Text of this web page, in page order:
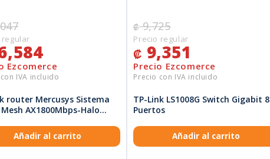
router Mercusys Sistema
AX1800Mbps-Halo
Añadir al carrito
₡9,725
₡ 9,351
TP-Link LS1008G Switch Gigabit 8
Puertos
Añadir al carrito